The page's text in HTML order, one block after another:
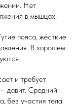
Нет
в мышцах.
пояса, жёсткие
В хорошем
и требует
давит. Средний
без участия тела.